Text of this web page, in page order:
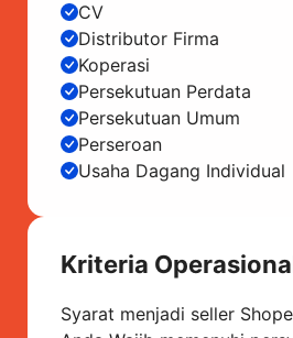
CV
Distributor Firma
Koperasi
Persekutuan Perdata
Persekutuan Umum
Perseroan
Usaha Dagang Individual
Kriteria
Syarat menjadi seller